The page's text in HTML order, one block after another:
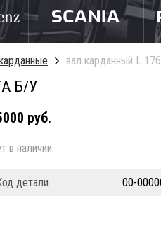
вал карданный L
Б/У
руб.
в наличии
детали 00-